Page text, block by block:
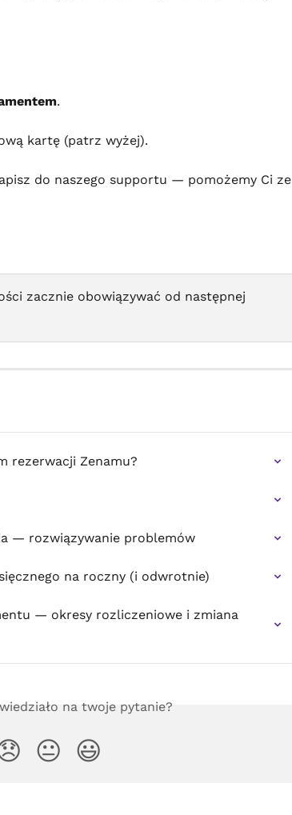
.
kartę (patrz wyżej).
do naszego supportu — pomożemy Ci ze
zacznie obowiązywać od następnej
rezerwacji Zenamu?
— rozwiązywanie problemów
na roczny (i odwrotnie)
— okresy rozliczeniowe i zmiana
na twoje pytanie?
😐 😃